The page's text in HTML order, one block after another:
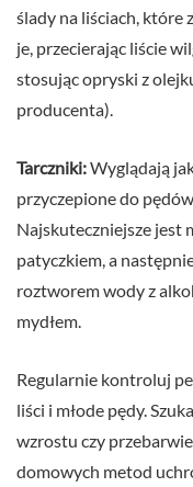
ślady na liściach, które
je, przecierając liście
stosując opryski z
producenta).
Tarczniki:Wyglądają
przyczepione do
Najskuteczniejsze jest
patyczkiem, a
roztworem wody z
mydłem.
Regularnie kontroluj
liści i młode pędy.
wzrostu czy
domowych metod